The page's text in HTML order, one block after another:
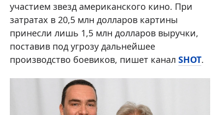
участием звезд американского кино. При
затратах в 20,5 млн долларов картины
принесли лишь 1,5 млн долларов выручки,
поставив под угрозу дальнейшее
производство боевиков, пишет канал SHOT.